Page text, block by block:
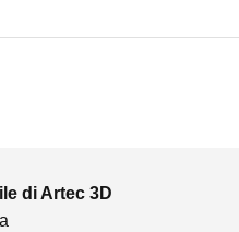
di Artec 3D